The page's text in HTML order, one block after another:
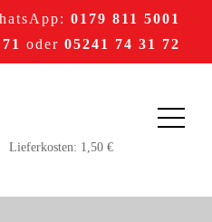
0179 811 5001
oder 05241 74 31 72